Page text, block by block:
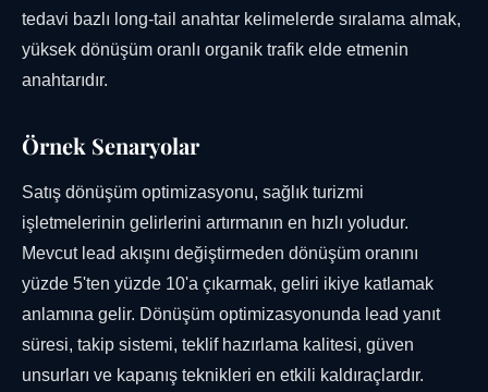
tedavi bazlı long-tail anahtar kelimelerde sıralama almak,
yüksek dönüşüm oranlı organik trafik elde etmenin
anahtarıdır.
Örnek Senaryolar
Satış dönüşüm optimizasyonu, sağlık turizmi
işletmelerinin gelirlerini artırmanın en hızlı yoludur.
Mevcut lead akışını değiştirmeden dönüşüm oranını
yüzde 5'ten yüzde 10'a çıkarmak, geliri ikiye katlamak
anlamına gelir. Dönüşüm optimizasyonunda lead yanıt
süresi, takip sistemi, teklif hazırlama kalitesi, güven
unsurları ve kapanış teknikleri en etkili kaldıraçlardır.